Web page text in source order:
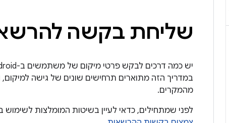
שליחת בקשה
במדריך הזה מתוארים תרחישים שונים של גישה
מהמקרים.
לפני שמתחילים, כדאי לעיין בשיטות המומלצות לשימוש